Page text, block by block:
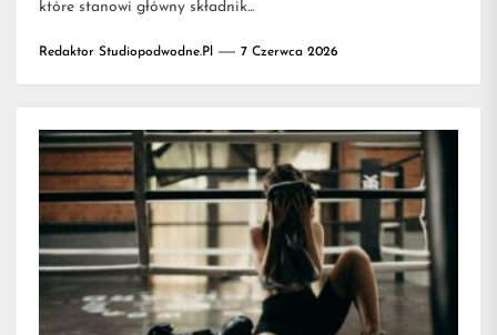
które stanowi główny składnik...
Redaktor Studiopodwodne.pl 7 Czerwca 2026